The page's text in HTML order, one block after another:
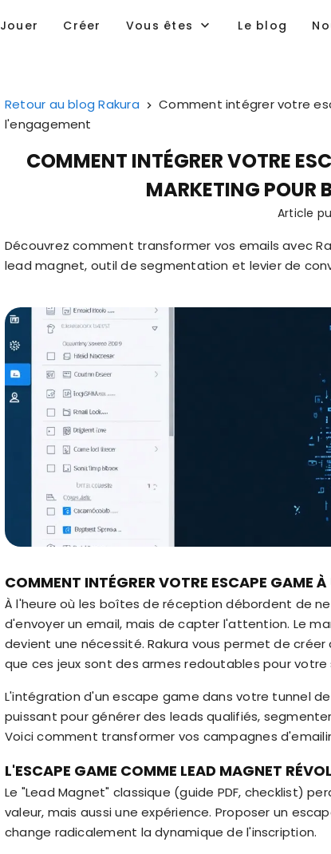
Jouer Créer Vous êtes Le blog
Retour au blog Rakura
Comment intégrer votre
l'engagement
COMMENT INTÉGRER VOTRE
MARKETING POUR
Article
Découvrez comment transformer vos emails avec
lead magnet, outil de segmentation et levier de
COMMENT INTÉGRER VOTRE ESCAPE GAME
À l'heure où les boîtes de réception débordent de
d'envoyer un email, mais de capter l'attention. Le
devient une nécessité. Rakura vous permet de
que ces jeux sont des armes redoutables pour
L'intégration d'un escape game dans votre tunnel
puissant pour générer des leads qualifiés,
Voici comment transformer vos campagnes
L'ESCAPE GAME COMME LEAD MAGNET
Le "Lead Magnet" classique (guide PDF, checklist)
valeur, mais aussi une expérience. Proposer un
change radicalement la dynamique de l'inscription.